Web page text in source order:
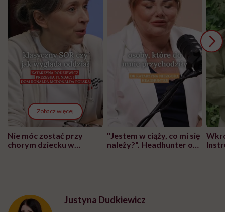
Zobacz więcej
Nie móc zostać przy
chorym dziecku w
"Jestem w ciąży, co mi się
należy?". Headhunter o
Justyna Dudkiewicz